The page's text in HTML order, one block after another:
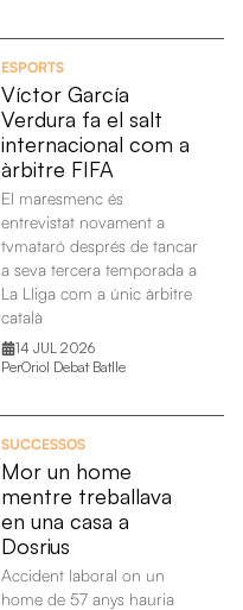
ESPORTS
Víctor García
Verdura fa el salt
internacional com a
àrbitre FIFA
El maresmenc és
entrevistat novament a
tvmataró després de tancar
a seva tercera temporada a
La Lliga com a únic àrbitre
català
14 JUL 2026
PerOriol Debat Batlle
SUCCESSOS
Mor un home
mentre treballava
en una casa a
Dosrius
Accident laboral on un
home de 57 anys hauria